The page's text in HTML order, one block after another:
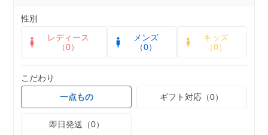
性別
レディース
（0）
メンズ
（0）
キッズ
（0）
こだわり
一点もの
ギフト対応（0）
即日発送（0）